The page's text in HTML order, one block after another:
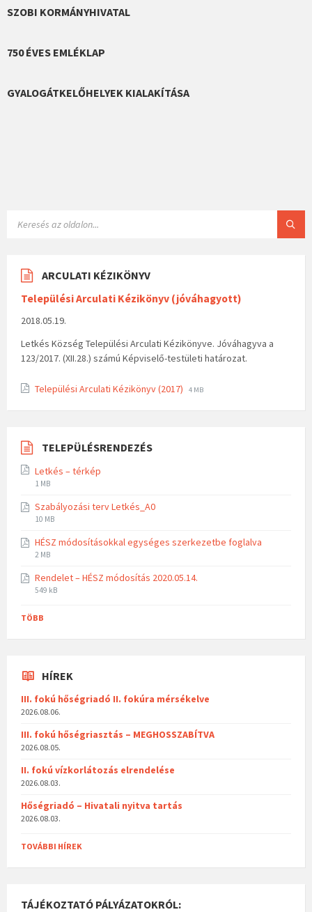
SZOBI KORMÁNYHIVATAL
750 ÉVES EMLÉKLAP
GYALOGÁTKELŐHELYEK KIALAKÍTÁSA
ARCULATI KÉZIKÖNYV
Települési Arculati Kézikönyv (jóváhagyott)
2018.05.19.
Letkés Község Települési Arculati Kézikönyve. Jóváhagyva a
123/2017. (XII.28.) számú Képviselő-testületi határozat.
Települési Arculati Kézikönyv (2017) 4 MB
TELEPÜLÉSRENDEZÉS
Letkés – térkép
1 MB
Szabályozási terv Letkés_A0
10 MB
HÉSZ módosításokkal egységes szerkezetbe foglalva
2 MB
Rendelet – HÉSZ módosítás 2020.05.14.
549 kB
TÖBB
HÍREK
III. fokú hőségriadó II. fokúra mérsékelve
2026.08.06.
III. fokú hőségriasztás – MEGHOSSZABÍTVA
2026.08.05.
II. fokú vízkorlátozás elrendelése
2026.08.03.
Hőségriadó – Hivatali nyitva tartás
2026.08.03.
TOVÁBBI HÍREK
TÁJÉKOZTATÓ PÁLYÁZATOKRÓL: